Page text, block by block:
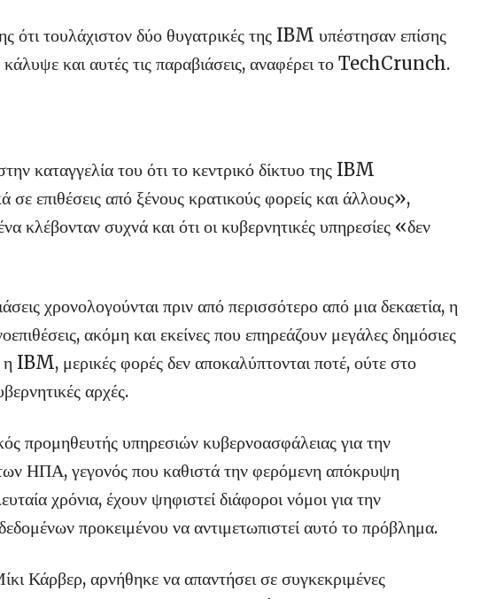
ότι τουλάχιστον δύο θυγατρικές της IBM υπέστησαν επίσης
και αυτές τις παραβιάσεις, αναφέρει το TechCrunch.
καταγγελία του ότι το κεντρικό δίκτυο της IBM
επιθέσεις από ξένους κρατικούς φορείς και άλλους»,
κλέβονταν συχνά και ότι οι κυβερνητικές υπηρεσίες «δεν
χρονολογούνται πριν από περισσότερο από μια δεκαετία, η
ακόμη και εκείνες που επηρεάζουν μεγάλες δημόσιες
η IBM, μερικές φορές δεν αποκαλύπτονται ποτέ, ούτε στο
αρχές.
προμηθευτής υπηρεσιών κυβερνοασφάλειας για την
ΗΠΑ, γεγονός που καθιστά την φερόμενη απόκρυψη
χρόνια, έχουν ψηφιστεί διάφοροι νόμοι για την
προκειμένου να αντιμετωπιστεί αυτό το πρόβλημα.
Κάρβερ, αρνήθηκε να απαντήσει σε συγκεκριμένες